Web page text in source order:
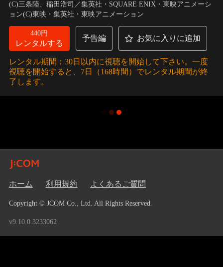
たのか調査を行うべく、デルムリン島まで足を運んだのだとい
う。ダイはそんな彼女に島を案内するが、その道中で…。
(C)三条陸、稲田浩司／集英社・SQUARE ENIX・東映アニメーシ
ョン(C)東映・集英社・東映アニメーション
440円
レンタルする
予告編 お気に入りに追加
レンタル期間：30日以内に視聴を開始して下さい。一度
視聴を開始すると、7日（168時間）でレンタル期間が終
了します。
ホーム 利用規約 よくあるご質問
Copyright © JCOM Co., Ltd. All Rights Reserved.
v9.10.0.3233062